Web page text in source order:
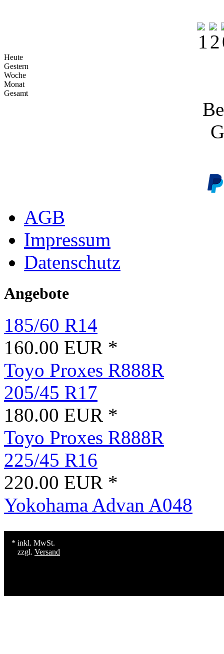
Heute
Gestern
Woche
Monat
Gesamt
AGB
Impressum
Datenschutz
Angebote
185/60 R14
160.00 EUR *
Toyo Proxes R888R
205/45 R17
180.00 EUR *
Toyo Proxes R888R
225/45 R16
220.00 EUR *
Yokohama Advan A048
* inkl. MwSt.
zzgl. Versand